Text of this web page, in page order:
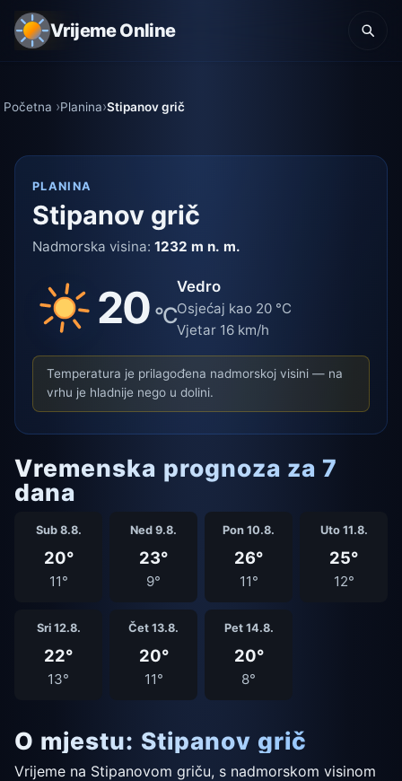
Vrijeme Online
Početna Planina Stipanov grič
PLANINA
Stipanov grič
Nadmorska visina:1232 m n. m.
20 °C
Vedro
Osjećaj kao 20 °C
Vjetar 16 km/h
Temperatura je prilagođena nadmorskoj visini — na
vrhu je hladnije nego u dolini.
Vremenska prognoza za 7
dana
Sub 8.8.
20°
11°
Ned 9.8.
23°
9°
Pon 10.8.
26°
11°
Uto 11.8.
25°
12°
Sri 12.8.
22°
13°
Čet 13.8.
20°
11°
Pet 14.8.
20°
8°
O mjestu: Stipanov grič
Vrijeme na Stipanovom griču, s nadmorskom visinom